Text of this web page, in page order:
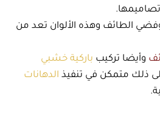
الطائف وهذه الألوان تعد من
وأيضا تركيب باركية خشبي
ذلك متمكن في تنفيذ الدهانات